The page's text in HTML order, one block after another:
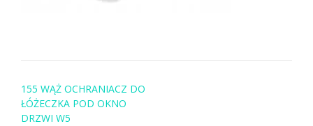
Post
navigation
155 WĄŻ OCHRANIACZ DO
ŁÓŻECZKA POD OKNO
DRZWI W5